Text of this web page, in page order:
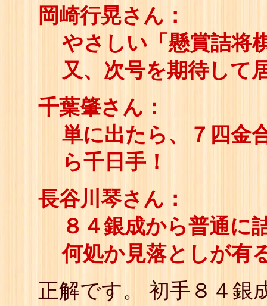
岡崎行晃さん：
やさしい「懸賞詰将
又、次号を期待して
千葉肇さん：
単に出たら、７四金
ら千日手！
長谷川琴さん：
８４銀成から普通に
何処か見落としが有
正解です。 初手８４銀